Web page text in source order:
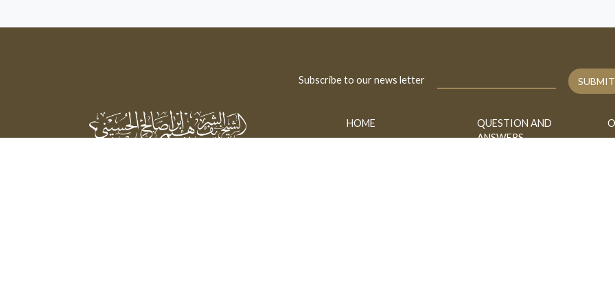
Subscribe to our news letter SUBMIT
HOME
QUESTION AND
ANSWERS